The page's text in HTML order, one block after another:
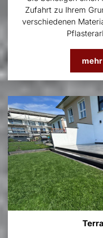
Zufahrt zu Ihrem
verschiedenen